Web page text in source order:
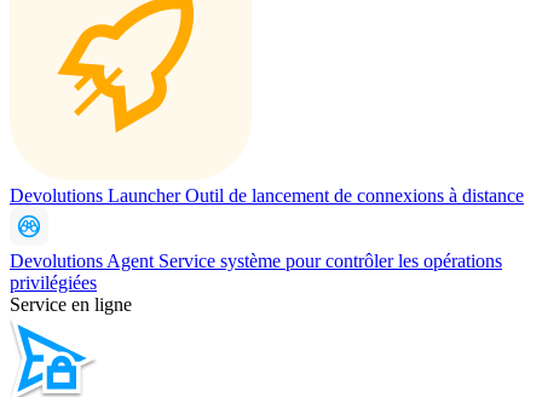
Devolutions Launcher Outil de lancement de connexions à distance
Devolutions Agent Service système pour contrôler les opérations
privilégiées
Service en ligne